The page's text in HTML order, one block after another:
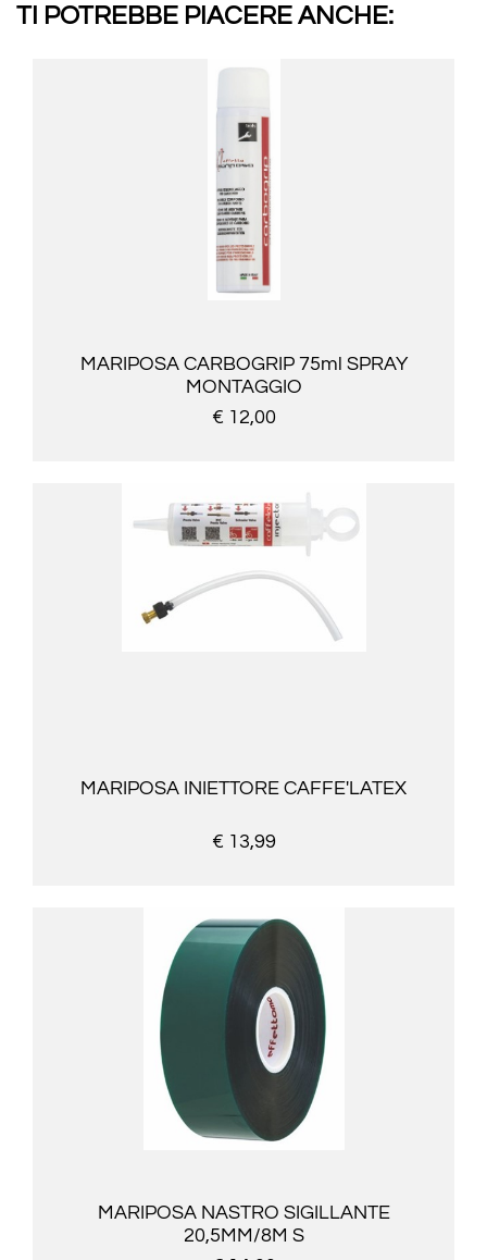
TI POTREBBE PIACERE ANCHE:
MARIPOSA CARBOGRIP 75ml SPRAY
MONTAGGIO
€ 12,00
MARIPOSA INIETTORE CAFFE'LATEX
€ 13,99
MARIPOSA NASTRO SIGILLANTE
20,5MM/8M S